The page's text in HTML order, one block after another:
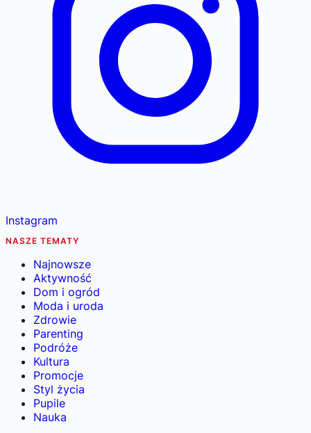
Instagram
NASZE TEMATY
Najnowsze
Aktywność
Dom i ogród
Moda i uroda
Zdrowie
Parenting
Podróże
Kultura
Promocje
Styl życia
Pupile
Nauka